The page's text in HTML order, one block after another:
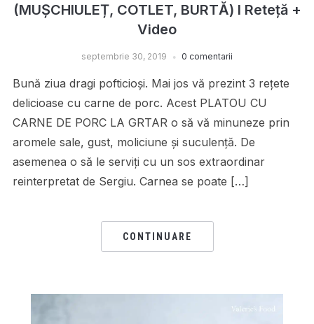
(MUȘCHIULEȚ, COTLET, BURTĂ) I Reteță +
Video
septembrie 30, 2019 0 comentarii
Bună ziua dragi pofticioși. Mai jos vă prezint 3 rețete
delicioase cu carne de porc. Acest PLATOU CU
CARNE DE PORC LA GRTAR o să vă minuneze prin
aromele sale, gust, moliciune și suculență. De
asemenea o să le serviți cu un sos extraordinar
reinterpretat de Sergiu. Carnea se poate […]
CONTINUARE